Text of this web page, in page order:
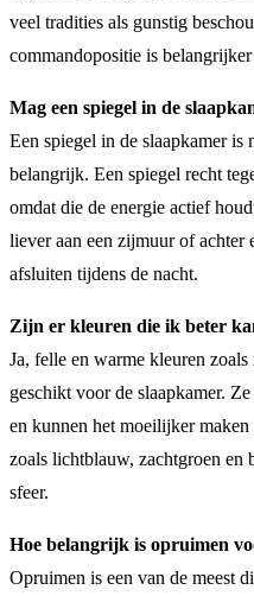
veel tradities als gunstig
commandopositie is
Mag een spiegel in de
Een spiegel in de slaapkamer is
belangrijk. Een spiegel recht
omdat die de energie actief
liever aan een zijmuur of achter
afsluiten tijdens de nacht.
Zijn er kleuren die ik beter
Ja, felle en warme kleuren
geschikt voor de slaapkamer.
en kunnen het moeilijker
zoals lichtblauw, zachtgroen en
sfeer.
Hoe belangrijk is opruimen
Opruimen is een van de meest